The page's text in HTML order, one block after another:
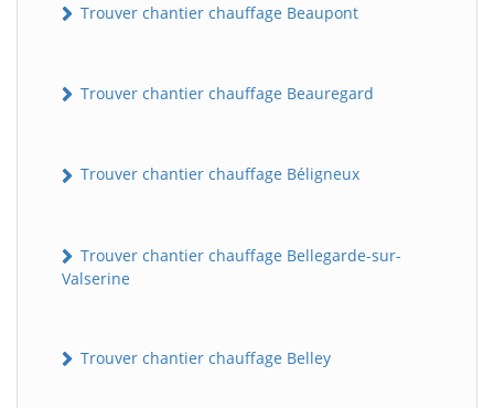
Trouver chantier chauffage Beaupont
Trouver chantier chauffage Beauregard
Trouver chantier chauffage Béligneux
Trouver chantier chauffage Bellegarde-sur-
Valserine
Trouver chantier chauffage Belley